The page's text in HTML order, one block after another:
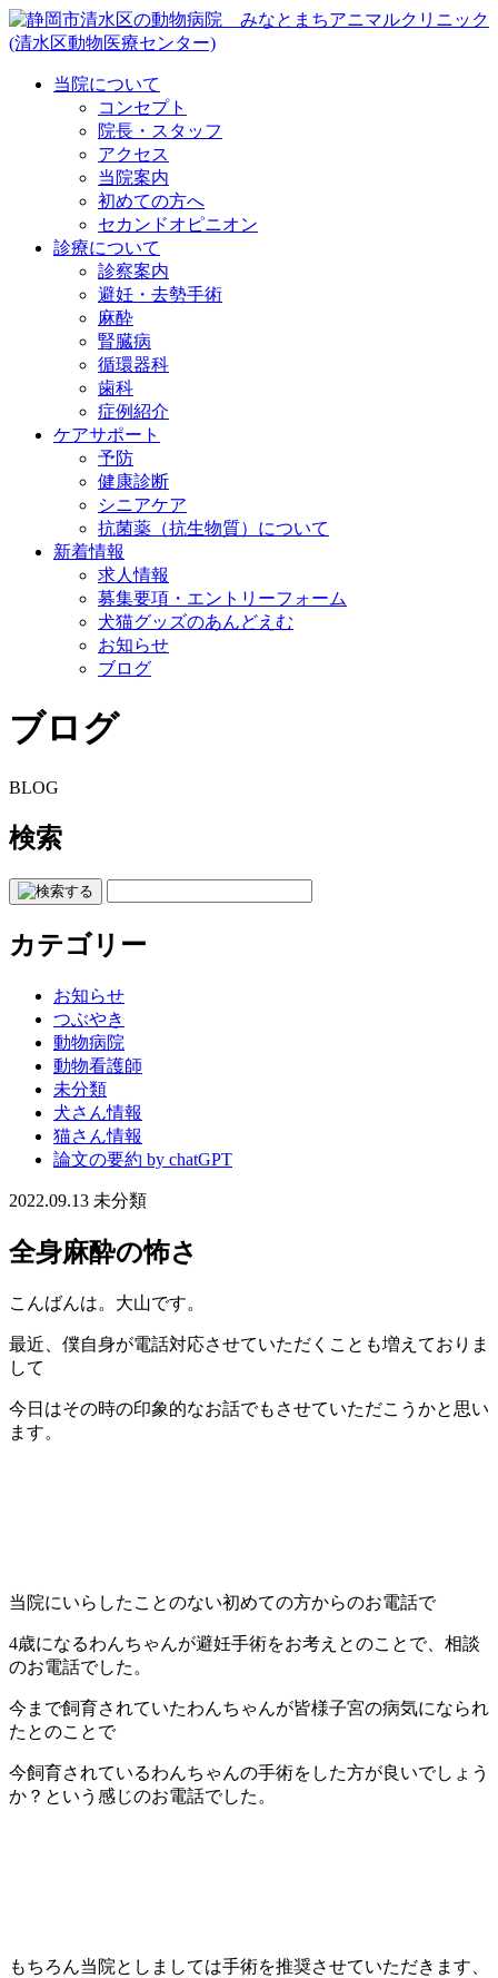
当院について
コンセプト
院長・スタッフ
アクセス
当院案内
初めての方へ
セカンドオピニオン
診療について
診察案内
避妊・去勢手術
麻酔
腎臓病
循環器科
歯科
症例紹介
ケアサポート
予防
健康診断
シニアケア
抗菌薬（抗生物質）について
新着情報
求人情報
募集要項・エントリーフォーム
犬猫グッズのあんどえむ
お知らせ
ブログ
ブログ
BLOG
検索
カテゴリー
お知らせ
つぶやき
動物病院
動物看護師
未分類
犬さん情報
猫さん情報
論文の要約 by chatGPT
2022.09.13 未分類
全身麻酔の怖さ
こんばんは。大山です。
最近、僕自身が電話対応させていただくことも増えておりま
して
今日はその時の印象的なお話でもさせていただこうかと思い
ます。
当院にいらしたことのない初めての方からのお電話で
4歳になるわんちゃんが避妊手術をお考えとのことで、相談
のお電話でした。
今まで飼育されていたわんちゃんが皆様子宮の病気になられ
たとのことで
今飼育されているわんちゃんの手術をした方が良いでしょう
か？という感じのお電話でした。
もちろん当院としましては手術を推奨させていただきます、